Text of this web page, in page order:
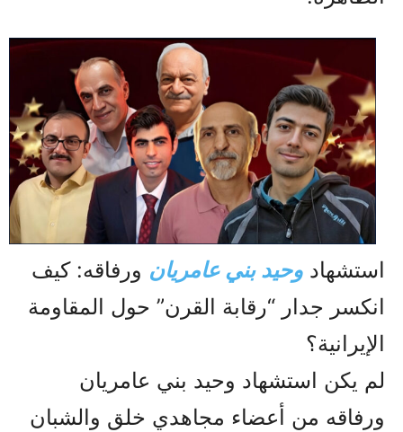
استشهاد وحيد بني عامريان ورفاقه: كيف
انكسر جدار “رقابة القرن” حول المقاومة
الإيرانية؟
لم يكن استشهاد وحيد بني عامريان
ورفاقه من أعضاء مجاهدي خلق والشبان